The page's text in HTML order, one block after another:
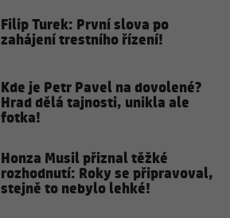
Filip Turek: První slova po
zahájení trestního řízení!
Kde je Petr Pavel na dovolené?
Hrad dělá tajnosti, unikla ale
fotka!
Honza Musil přiznal těžké
rozhodnutí: Roky se připravoval,
stejně to nebylo lehké!